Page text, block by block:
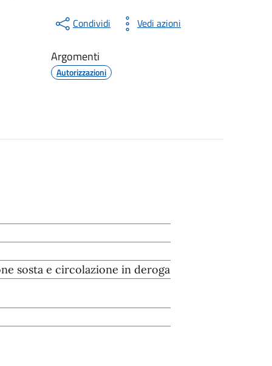
Condividi Vedi azioni
Argomenti
Autorizzazioni
sosta e circolazione in deroga